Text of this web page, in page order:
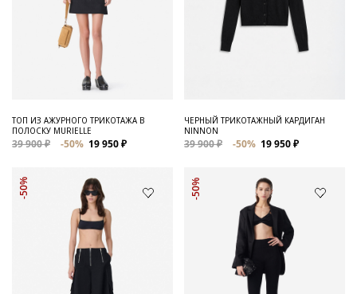
ТОП ИЗ АЖУРНОГО ТРИКОТАЖА В
ПОЛОСКУ MURIELLE
39 900 ₽ -50% 19 950 ₽
ЧЕРНЫЙ ТРИКОТАЖНЫЙ КАРДИГАН
NINNON
39 900 ₽ -50% 19 950 ₽
-50% -50%